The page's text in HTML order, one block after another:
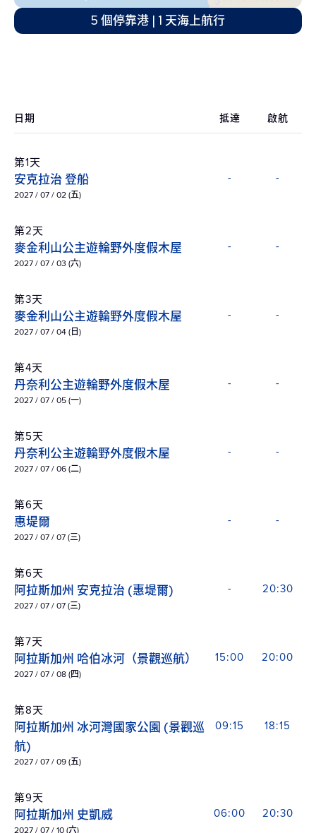
5 個停靠港 | 1 天海上航行
日期 抵達 啟航
第1天
安克拉治 登船
2027 / 07 / 02 (五)
- -
第2天
麥金利山公主遊輪野外度假木屋
2027 / 07 / 03 (六)
- -
第3天
麥金利山公主遊輪野外度假木屋
2027 / 07 / 04 (日)
- -
第4天
丹奈利公主遊輪野外度假木屋
2027 / 07 / 05 (一)
- -
第5天
丹奈利公主遊輪野外度假木屋
2027 / 07 / 06 (二)
- -
第6天
惠堤爾
2027 / 07 / 07 (三)
- -
第6天
阿拉斯加州 安克拉治 (惠堤爾)
2027 / 07 / 07 (三)
- 20:30
第7天
阿拉斯加州 哈伯冰河（景觀巡航）
2027 / 07 / 08 (四)
15:00 20:00
第8天
阿拉斯加州 冰河灣國家公園 (景觀巡
航)
2027 / 07 / 09 (五)
09:15 18:15
第9天
阿拉斯加州 史凱威
2027 / 07 / 10 (六)
06:00 20:30